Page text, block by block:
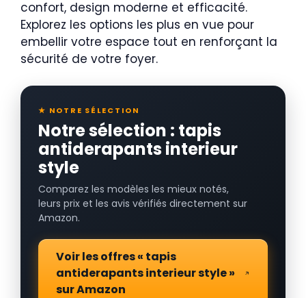
confort, design moderne et efficacité.
Explorez les options les plus en vue pour
embellir votre espace tout en renforçant la
sécurité de votre foyer.
★ NOTRE SÉLECTION
Notre sélection : tapis
antiderapants interieur
style
Comparez les modèles les mieux notés,
leurs prix et les avis vérifiés directement sur
Amazon.
Voir les offres « tapis
antiderapants interieur style »
sur Amazon